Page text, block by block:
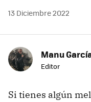
13 Diciembre 2022
Manu
Editor
Si tienes algún